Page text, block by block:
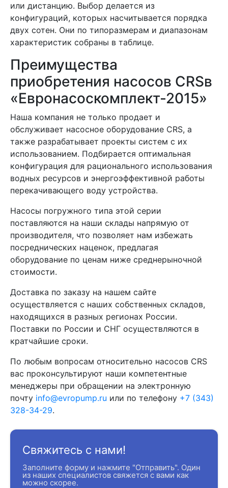
или дистанцию. Выбор делается из
конфигураций, которых насчитывается порядка
двух сотен. Они по типоразмерам и диапазонам
характеристик собраны в таблице.
Преимущества
приобретения насосов CRSв
«Евронасоскомплект-2015»
Наша компания не только продает и
обслуживает насосное оборудование CRS, а
также разрабатывает проекты систем с их
использованием. Подбирается оптимальная
конфигурация для рационального использования
водных ресурсов и энергоэффективной работы
перекачивающего воду устройства.
Насосы погружного типа этой серии
поставляются на наши склады напрямую от
производителя, что позволяет нам избежать
посреднических наценок, предлагая
оборудование по ценам ниже среднерыночной
стоимости.
Доставка по заказу на нашем сайте
осуществляется с наших собственных складов,
находящихся в разных регионах России.
Поставки по России и СНГ осуществляются в
кратчайшие сроки.
По любым вопросам относительно насосов CRS
вас проконсультируют наши компетентные
менеджеры при обращении на электронную
почту info@evropump.ru или по телефону +7 (343)
328-34-29.
Свяжитесь с нами!
Заполните форму и нажмите "Отправить". Один
из наших специалистов свяжется с вами как
можно скорее.